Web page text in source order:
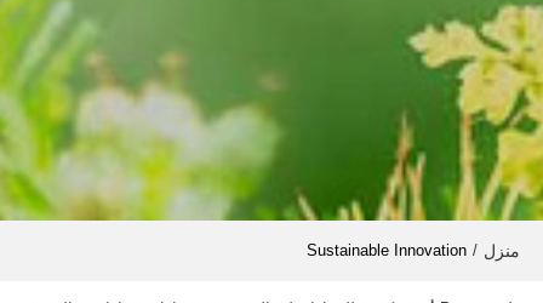
منزل /
Sustainable Innovation